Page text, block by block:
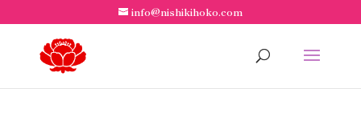
info@nishikihoko.com